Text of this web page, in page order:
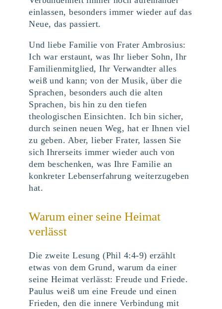
einlassen, besonders immer wieder auf das
Neue, das passiert.
Und liebe Familie von Frater Ambrosius:
Ich war erstaunt, was Ihr lieber Sohn, Ihr
Familienmitglied, Ihr Verwandter alles
weiß und kann; von der Musik, über die
Sprachen, besonders auch die alten
Sprachen, bis hin zu den tiefen
theologischen Einsichten. Ich bin sicher,
durch seinen neuen Weg, hat er Ihnen viel
zu geben. Aber, lieber Frater, lassen Sie
sich Ihrerseits immer wieder auch von
dem beschenken, was Ihre Familie an
konkreter Lebenserfahrung weiterzugeben
hat.
Warum einer seine Heimat
verlässt
Die zweite Lesung (Phil 4:4-9) erzählt
etwas von dem Grund, warum da einer
seine Heimat verlässt: Freude und Friede.
Paulus weiß um eine Freude und einen
Frieden, den die innere Verbindung mit